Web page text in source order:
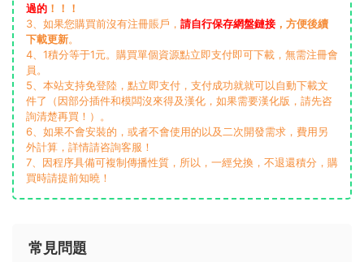
過的 ！！！
3、如果您購買前沒有注冊賬戶， 請自行保存網盤鏈接 ，方便後續
下載更新。
4、1積分等于1元。購買單個資源點立即支付即可下載，無需注冊會
員。
5、本站支持免登陸，點立即支付，支付成功就就可以自動下載文
件了（因部分插件和模闆沒來得及漢化，如果需要漢化版，請先咨
詢清楚再買！）。
6、如果不會安裝的，或者不會使用的以及二次開發需求，費用另
外計算，詳情請咨詢客服！
7、因程序具備可複制傳播性質，所以，一經兌換，不退還積分，購
買時請提前知曉！
常見問題